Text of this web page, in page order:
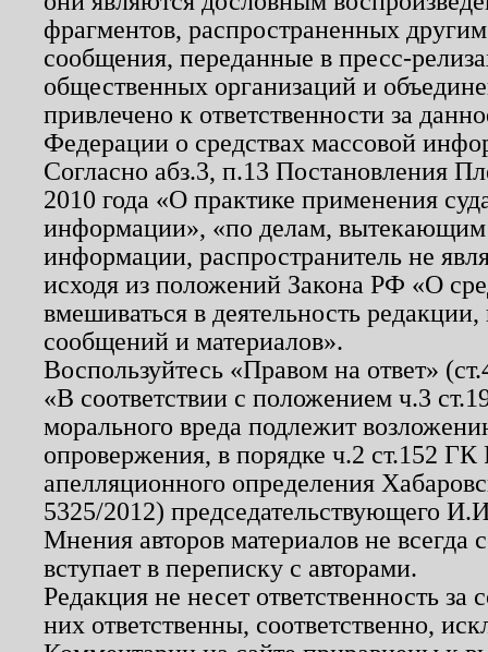
фрагментов, распространенных
сообщения, переданные в пресс-
общественных организаций и
привлечено к ответственности за
Федерации о средствах массовой
Согласно абз.3, п.13 Постановления
2010 года «О практике применения
информации», «по делам, вытекающим
информации, распространитель не
исходя из положений Закона РФ «О
вмешиваться в деятельность
сообщений и материалов».
Воспользуйтесь «Правом на ответ»
«В соответствии с положением ч.3
морального вреда подлежит
опровержения, в порядке ч.2 ст.152
апелляционного определения
5325/2012) председательствующего
Мнения авторов материалов не
вступает в переписку с авторами.
Редакция не несет ответственность
них ответственны, соответственно,